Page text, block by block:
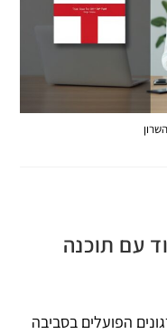
עם תוכנה
הפועלים בסביבה